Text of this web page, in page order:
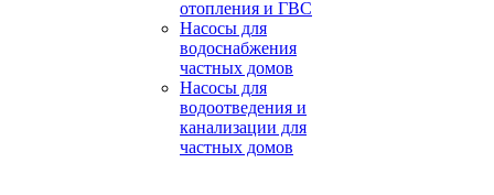
отопления и ГВС
Насосы для
водоснабжения
частных домов
Насосы для
водоотведения и
канализации для
частных домов